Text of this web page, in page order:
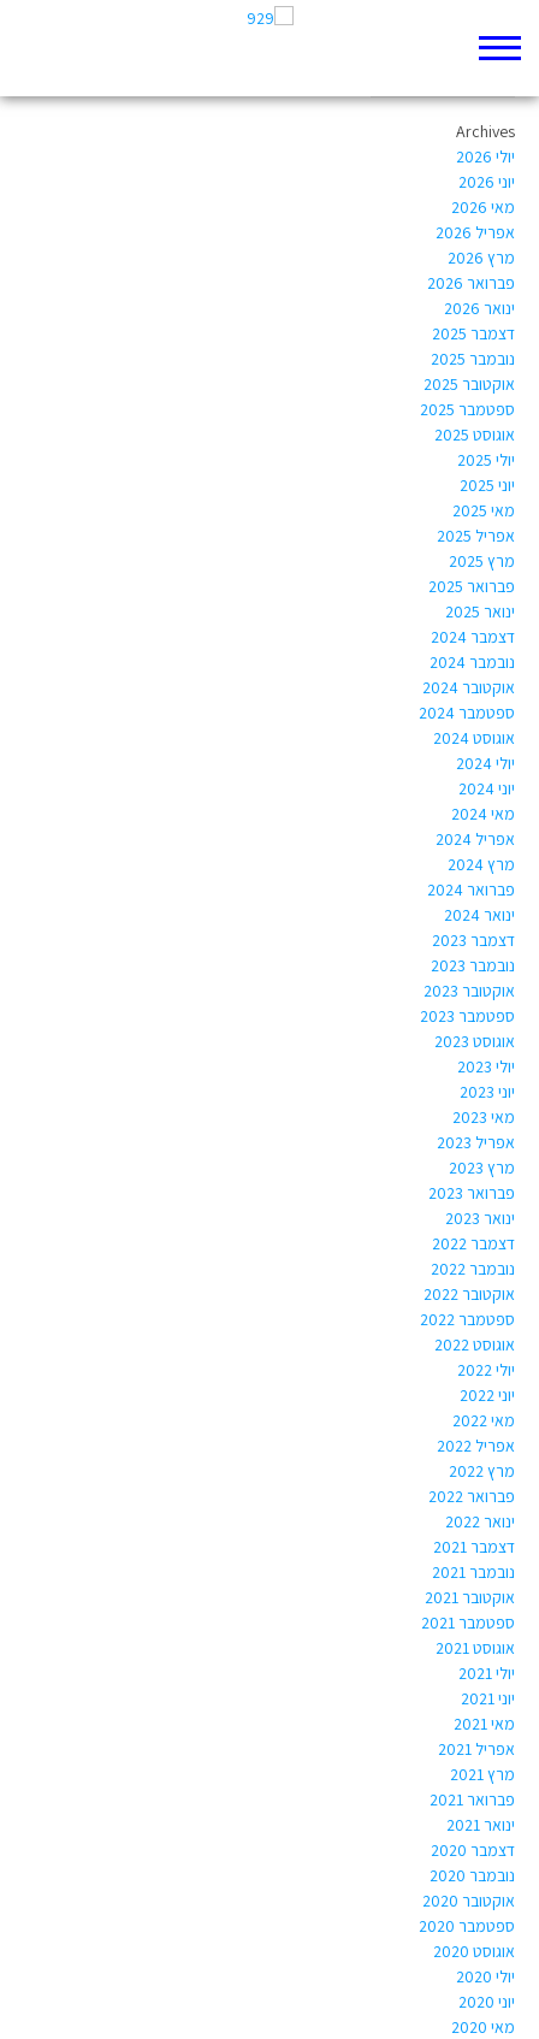
Author Archives: matan@poleg.org
Archives
יולי 2026
יוני 2026
מאי 2026
אפריל 2026
מרץ 2026
פברואר 2026
ינואר 2026
דצמבר 2025
נובמבר 2025
אוקטובר 2025
ספטמבר 2025
אוגוסט 2025
יולי 2025
יוני 2025
מאי 2025
אפריל 2025
מרץ 2025
פברואר 2025
ינואר 2025
דצמבר 2024
נובמבר 2024
אוקטובר 2024
ספטמבר 2024
אוגוסט 2024
יולי 2024
יוני 2024
מאי 2024
אפריל 2024
מרץ 2024
פברואר 2024
ינואר 2024
דצמבר 2023
נובמבר 2023
אוקטובר 2023
ספטמבר 2023
אוגוסט 2023
יולי 2023
יוני 2023
מאי 2023
אפריל 2023
מרץ 2023
פברואר 2023
ינואר 2023
דצמבר 2022
נובמבר 2022
אוקטובר 2022
ספטמבר 2022
אוגוסט 2022
יולי 2022
יוני 2022
מאי 2022
אפריל 2022
מרץ 2022
פברואר 2022
ינואר 2022
דצמבר 2021
נובמבר 2021
אוקטובר 2021
ספטמבר 2021
אוגוסט 2021
יולי 2021
יוני 2021
מאי 2021
אפריל 2021
מרץ 2021
פברואר 2021
ינואר 2021
דצמבר 2020
נובמבר 2020
אוקטובר 2020
ספטמבר 2020
אוגוסט 2020
יולי 2020
יוני 2020
מאי 2020